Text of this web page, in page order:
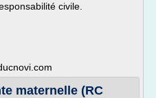
civile.
maternelle (RC